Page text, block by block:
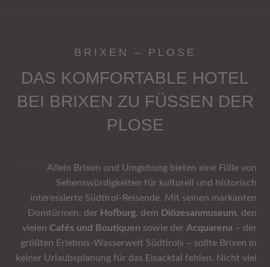
BRIXEN – PLOSE
DAS KOMFORTABLE HOTEL
BEI BRIXEN ZU FÜSSEN DER P
LOSE
Allein Brixen und Umgebung bieten eine Fülle von
Sehenswürdigkeiten für kulturell und historisch
interessierte Südtirol-Reisende. Mit seinen markanten
Domtürmen, der Hofburg, dem Diözesanmuseum, den
vielen Cafés und Boutiquen sowie der Acquarena – der
größten Erlebnis-Wasserwelt Südtirols – sollte Brixen in
keiner Urlaubsplanung für das Eisacktal fehlen. Nicht viel